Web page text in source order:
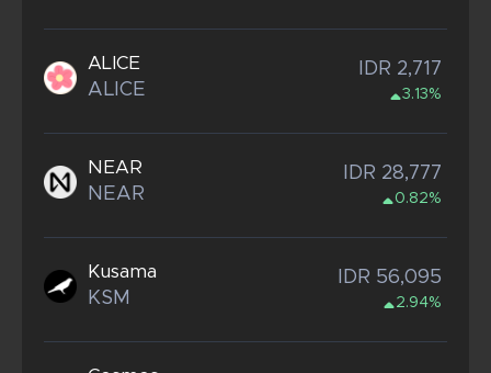
ALICE
ALICE
IDR 2,717
3.13%
NEAR
NEAR
IDR 28,777
0.82%
Kusama
KSM
IDR 56,095
2.94%